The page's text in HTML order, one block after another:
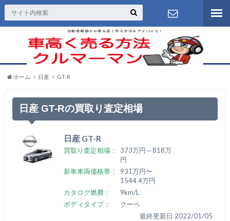
自動車整備士が車を高く売る方法をアドバイス！
お問い合わ
せ
ホーム 日産 GT-R
日産 GT-Rの買取り査定相場
日産 GT-R
買取り査定相場：
373万円～818万
円
新車車両価格帯：
931万円〜
1544.4万円
カタログ燃費：
9km/L
ボディタイプ：
クーペ
最終更新日 2022/01/05